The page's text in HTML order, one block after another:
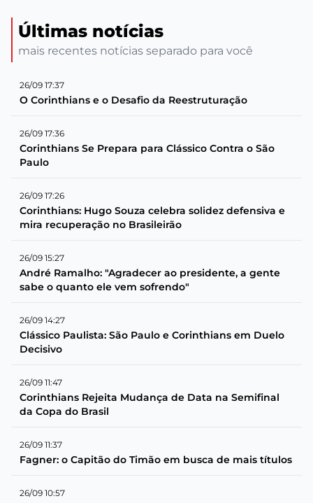
Últimas notícias
mais recentes notícias separado para você
26/09 17:37
O Corinthians e o Desafio da Reestruturação
26/09 17:36
Corinthians Se Prepara para Clássico Contra o São
Paulo
26/09 17:26
Corinthians: Hugo Souza celebra solidez defensiva e
mira recuperação no Brasileirão
26/09 15:27
André Ramalho: "Agradecer ao presidente, a gente
sabe o quanto ele vem sofrendo"
26/09 14:27
Clássico Paulista: São Paulo e Corinthians em Duelo
Decisivo
26/09 11:47
Corinthians Rejeita Mudança de Data na Semifinal
da Copa do Brasil
26/09 11:37
Fagner: o Capitão do Timão em busca de mais títulos
26/09 10:57